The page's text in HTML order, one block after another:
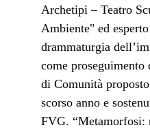
Archetipi – Teatro
Ambiente" ed
drammaturgia
come
di Comunità
scorso anno e
FVG. “Metamorfosi: